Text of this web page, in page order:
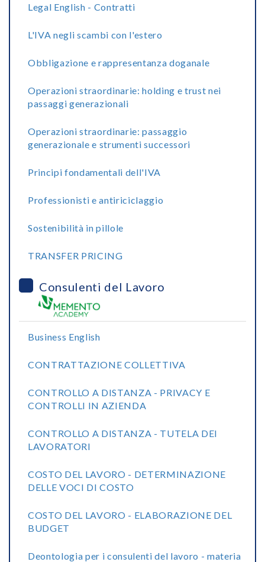
Legal English - Contratti
L'IVA negli scambi con l'estero
Obbligazione e rappresentanza doganale
Operazioni straordinarie: holding e trust nei
passaggi generazionali
Operazioni straordinarie: passaggio
generazionale e strumenti successori
Principi fondamentali dell'IVA
Professionisti e antiriciclaggio
Sostenibilità in pillole
TRANSFER PRICING
Consulenti del Lavoro
Business English
CONTRATTAZIONE COLLETTIVA
CONTROLLO A DISTANZA - PRIVACY E
CONTROLLI IN AZIENDA
CONTROLLO A DISTANZA - TUTELA DEI
LAVORATORI
COSTO DEL LAVORO - DETERMINAZIONE
DELLE VOCI DI COSTO
COSTO DEL LAVORO - ELABORAZIONE DEL
BUDGET
Deontologia per i consulenti del lavoro - materia